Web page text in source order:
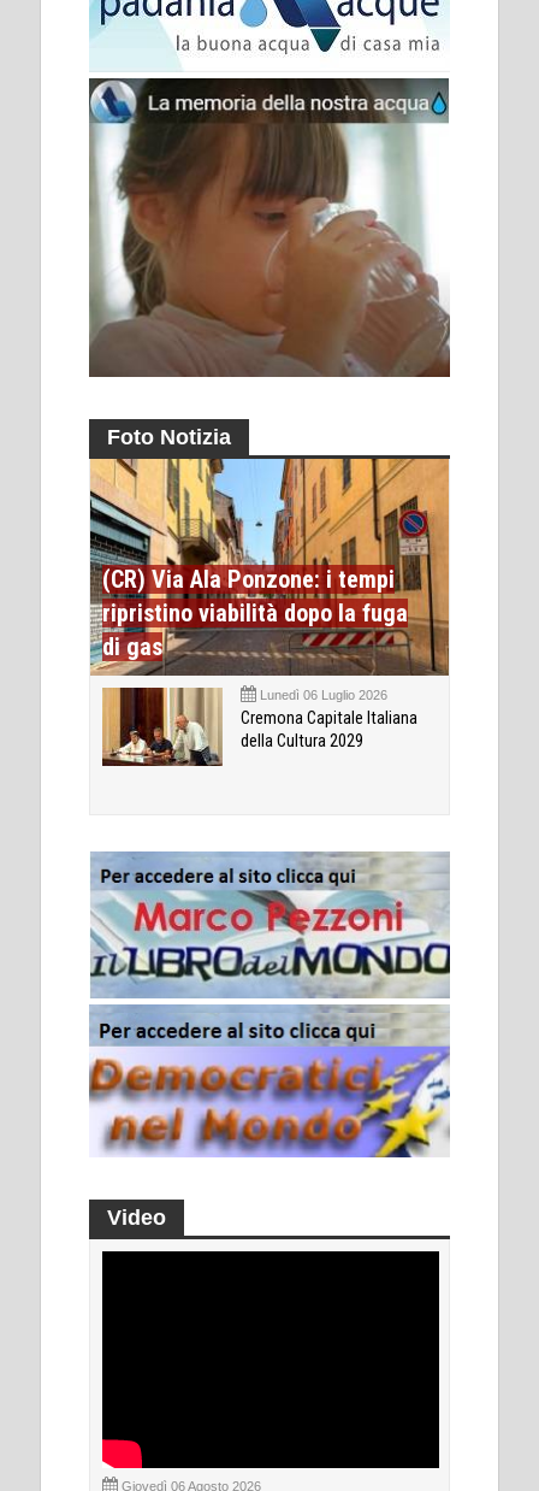
Foto Notizia
(CR) Via Ala Ponzone: i tempi
ripristino viabilità dopo la fuga
di gas
Lunedì 06 Luglio 2026
Cremona Capitale Italiana
della Cultura 2029
Video
Giovedì 06 Agosto 2026